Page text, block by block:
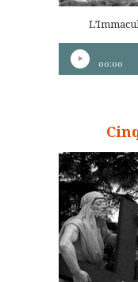
Lecteur
audio
00:00